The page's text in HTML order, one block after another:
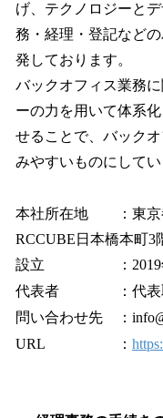
げ、テクノロジーと
務・経理・登記など
発しております。
バックオフィス業務
ーの力を用いて体系
せることで、バック
みやすいものにして
本社所在地 ：東京
RCCUBE日本橋本町3
設立 ：2019年
代表者 ：代表取
問い合わせ先 ：
URL ：